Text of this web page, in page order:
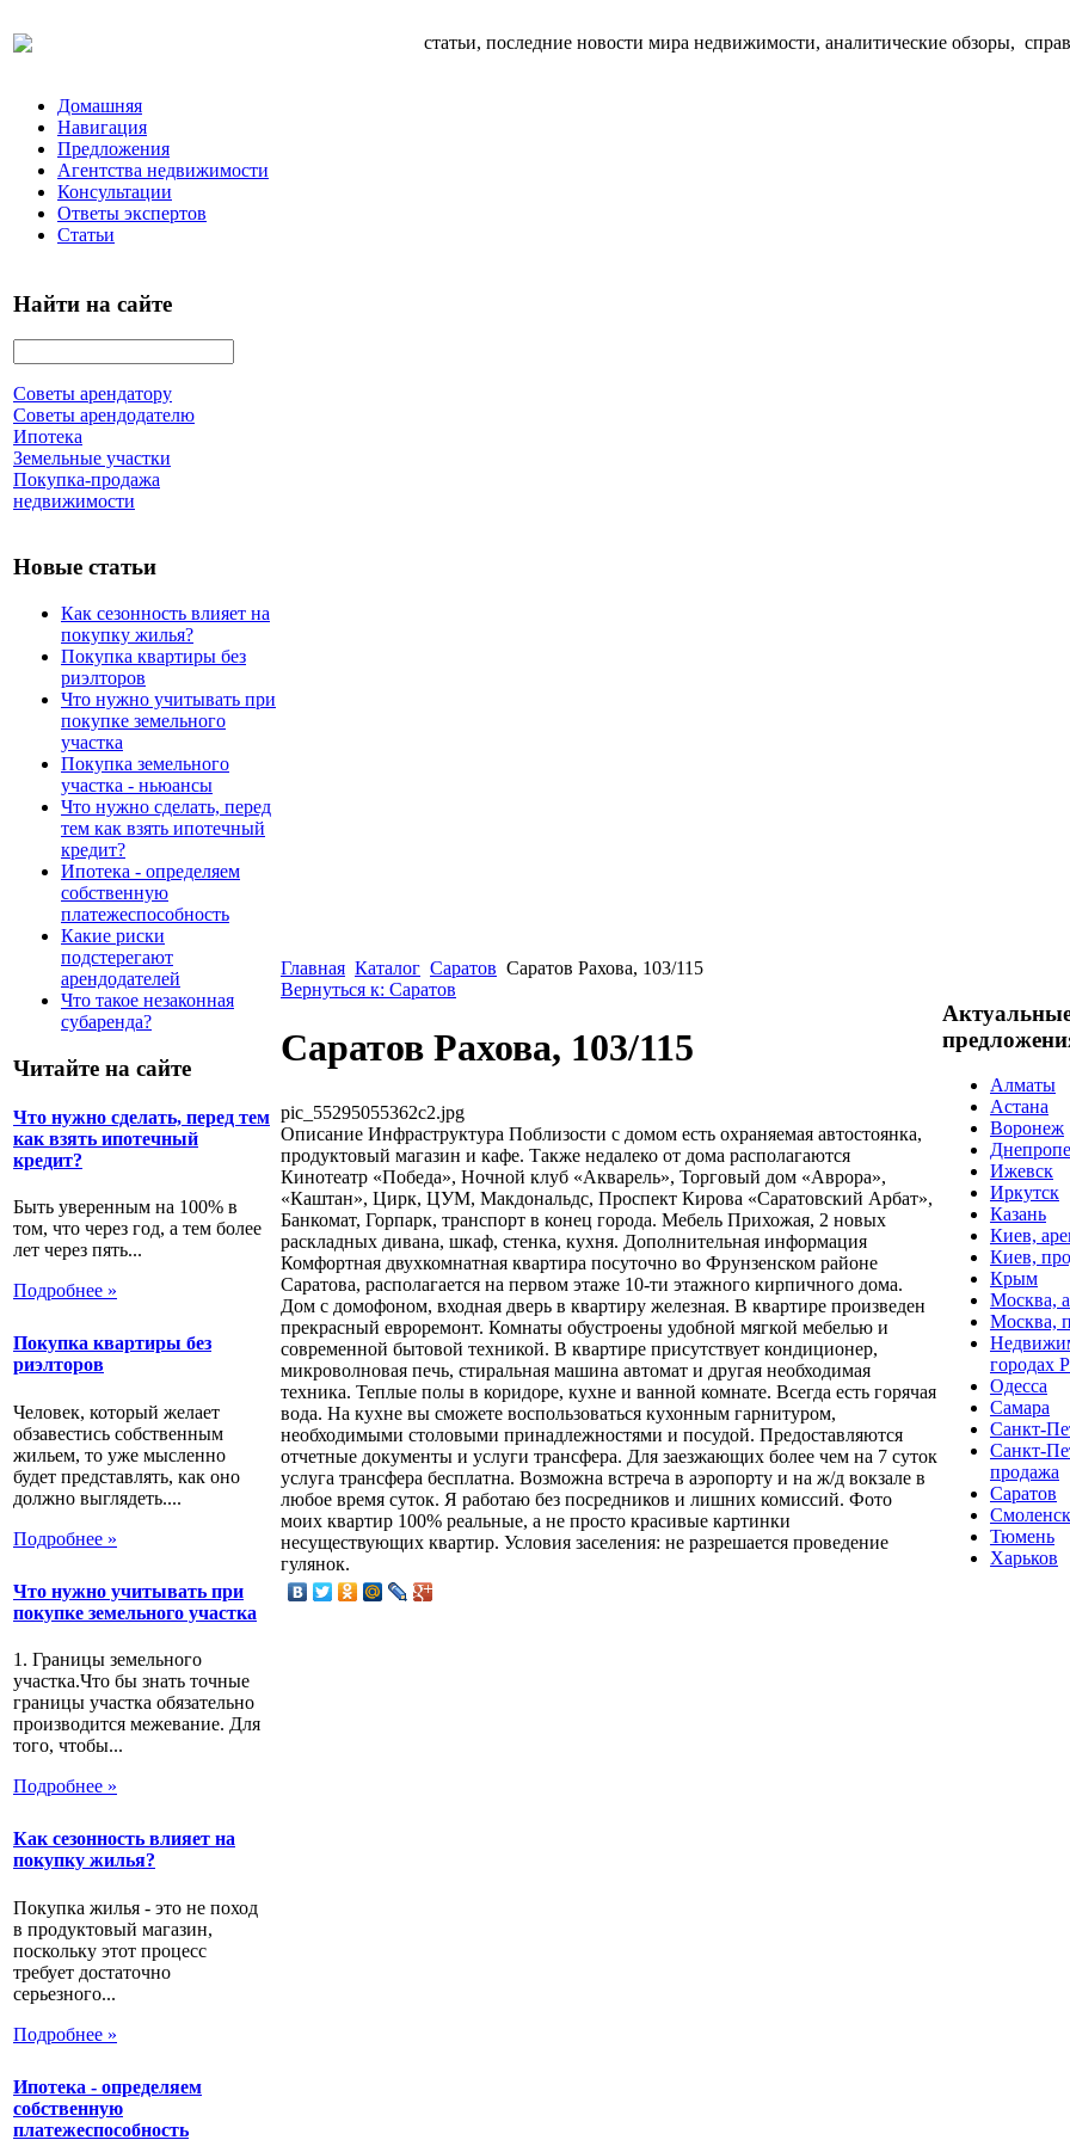
статьи, последние новости мира недвижимости, аналитические обзоры,
Домашняя
Навигация
Предложения
Агентства недвижимости
Консультации
Ответы экспертов
Статьи
Найти на сайте
Советы арендатору
Советы арендодателю
Ипотека
Земельные участки
Покупка-продажа
недвижимости
Новые статьи
Как сезонность влияет на
покупку жилья?
Покупка квартиры без
риэлторов
Что нужно учитывать при
покупке земельного
участка
Покупка земельного
участка - ньюансы
Что нужно сделать, перед
тем как взять ипотечный
кредит?
Ипотека - определяем
собственную
платежеспособность
Какие риски
подстерегают
арендодателей
Что такое незаконная
субаренда?
Читайте на сайте
Что нужно сделать, перед тем
как взять ипотечный
кредит?
Быть уверенным на 100% в
том, что через год, а тем более
лет через пять...
Подробнее »
Покупка квартиры без
риэлторов
Человек, который желает
обзавестись собственным
жильем, то уже мысленно
будет представлять, как оно
должно выглядеть....
Подробнее »
Что нужно учитывать при
покупке земельного участка
1. Границы земельного
участка.Что бы знать точные
границы участка обязательно
производится межевание. Для
того, чтобы...
Подробнее »
Как сезонность влияет на
покупку жилья?
Покупка жилья - это не поход
в продуктовый магазин,
поскольку этот процесс
требует достаточно
серьезного...
Подробнее »
Ипотека - определяем
собственную
платежеспособность
Главная Каталог Саратов Саратов Рахова, 103/115
Вернуться к: Саратов
Саратов Рахова, 103/115
pic_55295055362c2.jpg
Описание Инфраструктура Поблизости с домом есть охраняемая автостоянка,
продуктовый магазин и кафе. Также недалеко от дома располагаются
Кинотеатр «Победа», Ночной клуб «Акварель», Торговый дом «Аврора»,
«Каштан», Цирк, ЦУМ, Макдональдс, Проспект Кирова «Саратовский Арбат»,
Банкомат, Горпарк, транспорт в конец города. Мебель Прихожая, 2 новых
раскладных дивана, шкаф, стенка, кухня. Дополнительная информация
Комфортная двухкомнатная квартира посуточно во Фрунзенском районе
Саратова, располагается на первом этаже 10-ти этажного кирпичного дома.
Дом с домофоном, входная дверь в квартиру железная. В квартире произведен
прекрасный евроремонт. Комнаты обустроены удобной мягкой мебелью и
современной бытовой техникой. В квартире присутствует кондиционер,
микроволновая печь, стиральная машина автомат и другая необходимая
техника. Теплые полы в коридоре, кухне и ванной комнате. Всегда есть горячая
вода. На кухне вы сможете воспользоваться кухонным гарнитуром,
необходимыми столовыми принадлежностями и посудой. Предоставляются
отчетные документы и услуги трансфера. Для заезжающих более чем на 7 суток
услуга трансфера бесплатна. Возможна встреча в аэропорту и на ж/д вокзале в
любое время суток. Я работаю без посредников и лишних комиссий. Фото
моих квартир 100% реальные, а не просто красивые картинки
несуществующих квартир. Условия заселения: не разрешается проведение
гулянок.
Алматы
Астана
Воронеж
Ижевск
Иркутск
Казань
Киев,
Киев,
Крым
Москва,
Москва,
городах
Одесса
Самара
Санкт-
Санкт-
продажа
Саратов
Смоленск
Тюмень
Харьков